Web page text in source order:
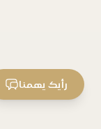
رأيك يهمنا